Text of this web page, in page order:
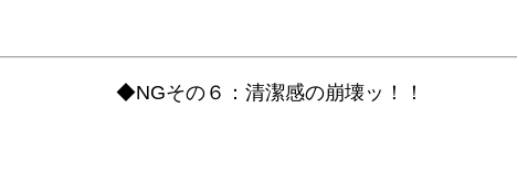
◆NGその６：清潔感の崩壊ッ！！